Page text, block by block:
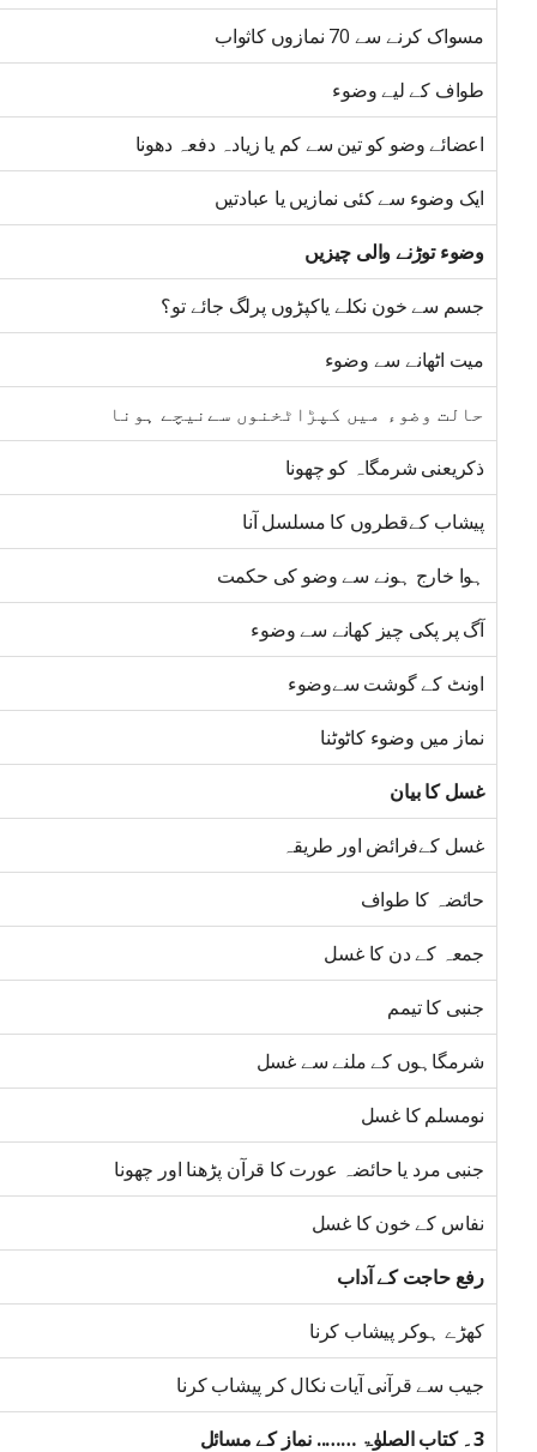
مسواک کرنے سے 70 نمازوں کاثواب
طواف کے لیے وضوء
اعضائے وضو کو تین سے کم یا زیادہ دفعہ دھونا
ایک وضوء سے کئی نمازیں یا عبادتیں
وضوء توڑنے والی چیزیں
جسم سے خون نکلے یاکپڑوں پرلگ جائے تو؟
میت اٹھانے سے وضوء
حالت وضوء میں کپڑاٹخنوں سےنیچے ہونا
ذکریعنی شرمگاہ کو چھونا
پیشاب کےقطروں کا مسلسل آنا
ہوا خارج ہونے سے وضو کی حکمت
آگ پر پکی چیز کھانے سے وضوء
اونٹ کے گوشت سےوضوء
نماز میں وضوء کاٹوٹنا
غسل کا بیان
غسل کےفرائض اور طریقہ
حائضہ کا طواف
جمعہ کے دن کا غسل
جنبی کا تیمم
شرمگاہوں کے ملنے سے غسل
نومسلم کا غسل
جنبی مرد یا حائضہ عورت کا قرآن پڑھنا اور چھونا
نفاس کے خون کا غسل
رفع حاجت کے آداب
کھڑے ہوکر پیشاب کرنا
جیب سے قرآنی آیات نکال کر پیشاب کرنا
3۔ کتاب الصلوٰۃ …….. نماز کے مسائل